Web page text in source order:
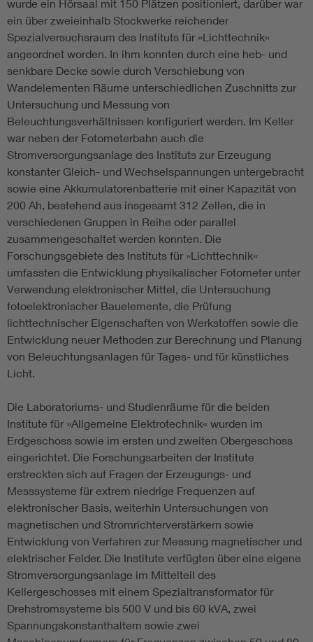
wurde ein Hörsaal mit 150 Plätzen positioniert, darüber war
ein über zweieinhalb Stockwerke reichender
Spezialversuchsraum des Instituts für »Lichttechnik«
angeordnet worden. In ihm konnten durch eine heb- und
senkbare Decke sowie durch Verschiebung von
Wandelementen Räume unterschiedlichen Zuschnitts zur
Untersuchung und Messung von
Beleuchtungsverhältnissen konfiguriert werden. Im Keller
war neben der Fotometerbahn auch die
Stromversorgungsanlage des Instituts zur Erzeugung
konstanter Gleich- und Wechselspannungen untergebracht
sowie eine Akkumulatorenbatterie mit einer Kapazität von
200 Ah, bestehend aus insgesamt 312 Zellen, die in
verschiedenen Gruppen in Reihe oder parallel
zusammengeschaltet werden konnten. Die
Forschungsgebiete des Instituts für »Lichttechnik«
umfassten die Entwicklung physikalischer Fotometer unter
Verwendung elektronischer Mittel, die Untersuchung
fotoelektronischer Bauelemente, die Prüfung
lichttechnischer Eigenschaften von Werkstoffen sowie die
Entwicklung neuer Methoden zur Berechnung und Planung
von Beleuchtungsanlagen für Tages- und für künstliches
Licht.
Die Laboratoriums- und Studienräume für die beiden
Institute für »Allgemeine Elektrotechnik« wurden im
Erdgeschoss sowie im ersten und zweiten Obergeschoss
eingerichtet. Die Forschungsarbeiten der Institute
erstreckten sich auf Fragen der Erzeugungs- und
Messsysteme für extrem niedrige Frequenzen auf
elektronischer Basis, weiterhin Untersuchungen von
magnetischen und Stromrichterverstärkern sowie
Entwicklung von Verfahren zur Messung magnetischer und
elektrischer Felder. Die Institute verfügten über eine eigene
Stromversorgungsanlage im Mittelteil des
Kellergeschosses mit einem Spezialtransformator für
Drehstromsysteme bis 500 V und bis 60 kVA, zwei
Spannungskonstanthaltern sowie zwei